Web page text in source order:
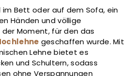
im Bett oder auf dem Sofa, ein
Händen und völlige
Moment, für den das
geschaffen wurde. Mit
Lehne bietet es
und Schultern, sodass
ohne Verspannungen